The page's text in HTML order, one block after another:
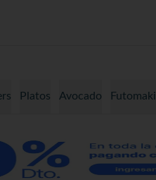
Platos Avocado Futomaki